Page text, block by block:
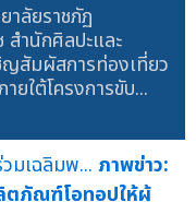
าลัยราชภัฏ
สำนักศิลปะและ
สัมผัสการท่องเที่ยว
ยใต้โครงการขับ...
ภาพข่าว:
ตภัณฑ์โอทอปให้ผู้